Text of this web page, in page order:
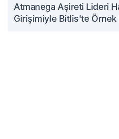
Atmanega Aşireti Lideri
Girişimiyle Bitlis'te Örnek